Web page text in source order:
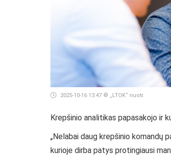
2025-10-16 13:47 © „LTOK“ nuotr.
Krepšinio analitikas papasakojo ir
„Nelabai daug krepšinio komandų
kurioje dirba patys protingiausi